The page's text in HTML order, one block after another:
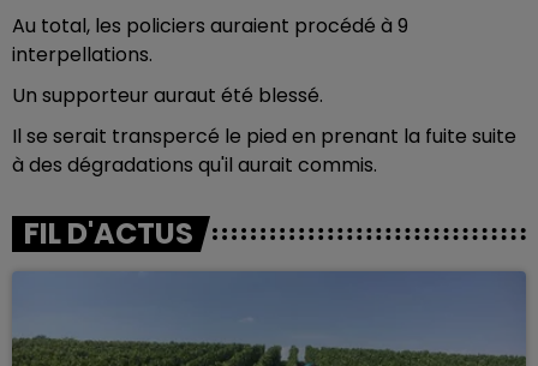
Au total, les policiers auraient procédé à 9
interpellations.
Un supporteur auraut été blessé.
Il se serait transpercé le pied en prenant la fuite suite
à des dégradations qu'il aurait commis.
FIL D'ACTUS